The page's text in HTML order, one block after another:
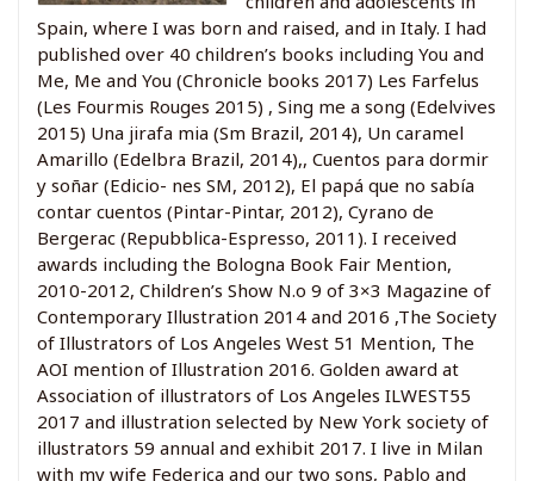
Spain, where I was born and raised, and in Italy. I had
published over 40 children’s books including You and
Me, Me and You (Chronicle books 2017) Les Farfelus
(Les Fourmis Rouges 2015) , Sing me a song (Edelvives
2015) Una jirafa mia (Sm Brazil, 2014), Un caramel
Amarillo (Edelbra Brazil, 2014),, Cuentos para dormir
y soñar (Edicio- nes SM, 2012), El papá que no sabía
contar cuentos (Pintar-Pintar, 2012), Cyrano de
Bergerac (Repubblica-Espresso, 2011). I received
awards including the Bologna Book Fair Mention,
2010-2012, Children’s Show N.o 9 of 3×3 Magazine of
Contemporary Illustration 2014 and 2016 ,The Society
of Illustrators of Los Angeles West 51 Mention, The
AOI mention of Illustration 2016. Golden award at
Association of illustrators of Los Angeles ILWEST55
2017 and illustration selected by New York society of
illustrators 59 annual and exhibit 2017. I live in Milan
with my wife Federica and our two sons, Pablo and